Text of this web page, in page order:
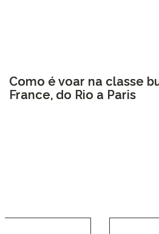
Como é voar na classe
France, do Rio a Paris